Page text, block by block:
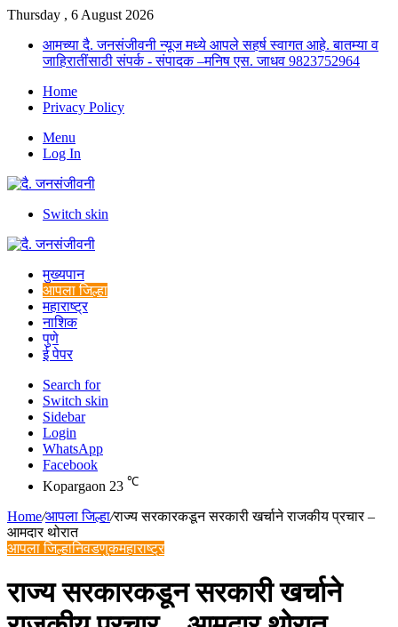
Thursday , 6 August 2026
आमच्या दै. जनसंजीवनी न्यूज मध्ये आपले सहर्ष स्वागत आहे. बातम्या व
जाहिरातींसाठी संपर्क - संपादक –मनिष एस. जाधव 9823752964
Home
Privacy Policy
Menu
Log In
Switch skin
मुख्यपान
आपला जिल्हा
महाराष्ट्र
नाशिक
पुणे
ई पेपर
Search for
Switch skin
Sidebar
Login
WhatsApp
Facebook
Kopargaon 23 ℃
Home/आपला जिल्हा/राज्य सरकारकडून सरकारी खर्चाने राजकीय प्रचार –
आमदार थोरात
आपला जिल्हानिवडणुकमहाराष्ट्र
राज्य सरकारकडून सरकारी खर्चाने